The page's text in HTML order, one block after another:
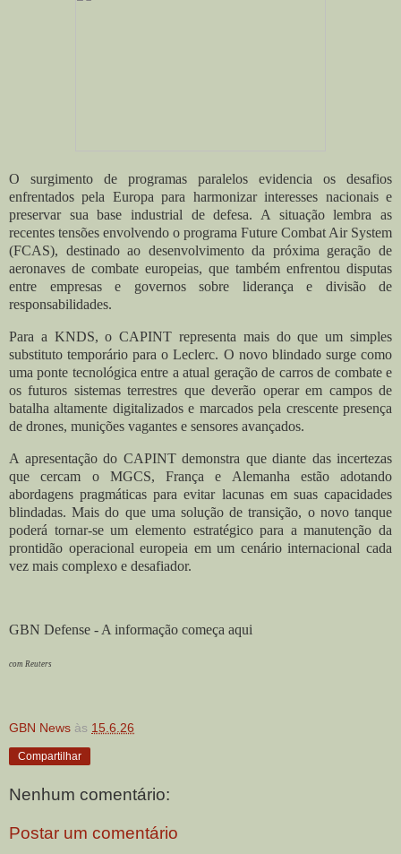
O surgimento de programas paralelos evidencia os desafios
enfrentados pela Europa para harmonizar interesses nacionais e
preservar sua base industrial de defesa. A situação lembra as
recentes tensões envolvendo o programa Future Combat Air System
(FCAS), destinado ao desenvolvimento da próxima geração de
aeronaves de combate europeias, que também enfrentou disputas
entre empresas e governos sobre liderança e divisão de
responsabilidades.
Para a KNDS, o CAPINT representa mais do que um simples
substituto temporário para o Leclerc. O novo blindado surge como
uma ponte tecnológica entre a atual geração de carros de combate e
os futuros sistemas terrestres que deverão operar em campos de
batalha altamente digitalizados e marcados pela crescente presença
de drones, munições vagantes e sensores avançados.
A apresentação do CAPINT demonstra que diante das incertezas
que cercam o MGCS, França e Alemanha estão adotando
abordagens pragmáticas para evitar lacunas em suas capacidades
blindadas. Mais do que uma solução de transição, o novo tanque
poderá tornar-se um elemento estratégico para a manutenção da
prontidão operacional europeia em um cenário internacional cada
vez mais complexo e desafiador.
GBN Defense - A informação começa aqui
com Reuters
GBN News às 15.6.26
Compartilhar
Nenhum comentário:
Postar um comentário